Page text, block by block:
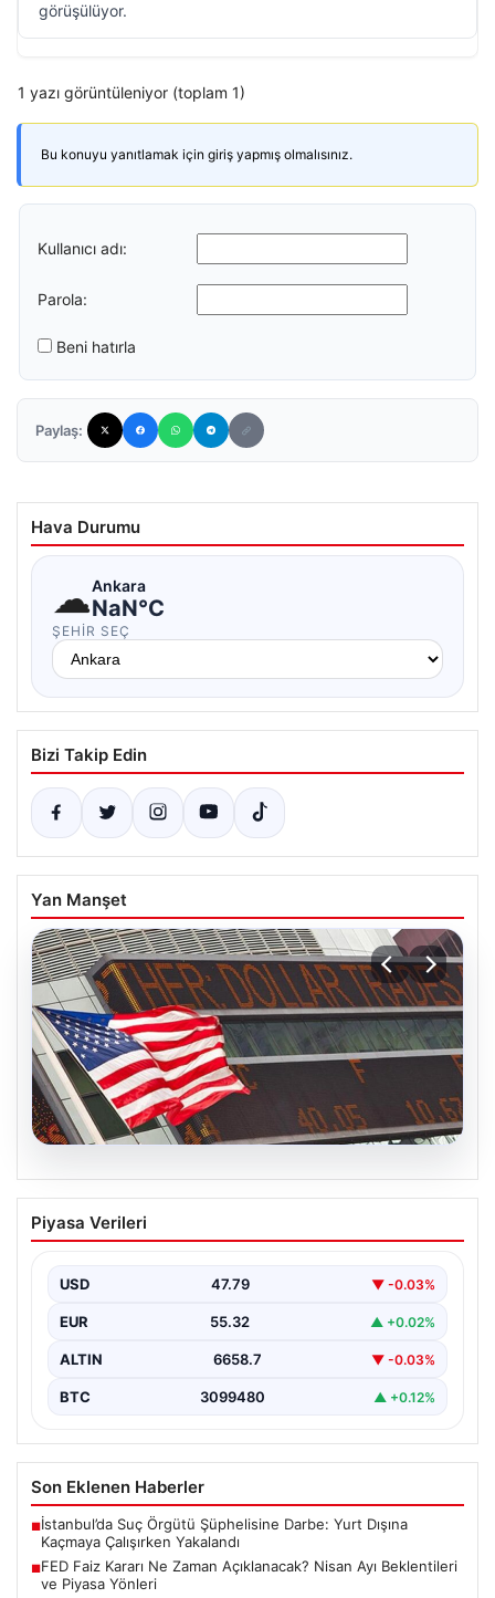
görüşülüyor.
1 yazı görüntüleniyor (toplam 1)
Bu konuyu yanıtlamak için giriş yapmış olmalısınız.
Kullanıcı adı:
Parola:
Beni hatırla
Paylaş:
Hava Durumu
☁Ankara
NaN°C
ŞEHIR SEÇ
Bizi Takip Edin
Yan Manşet
08.08.2026
FED Faiz Kararı Ne Zaman Açıklanacak?
Nisan Ayı Beklentileri ve Piyasa Yönleri
alacağı faiz kararları, finans piyasalarının yönünü
belirlemede kritik…
Piyasa Verileri
USD 47.79 ▼ -0.03%
EUR 55.32 ▲ +0.02%
ALTIN 6658.7 ▼ -0.03%
BTC 3099480 ▲ +0.12%
Son Eklenen Haberler
■İstanbul’da Suç Örgütü Şüphelisine Darbe: Yurt Dışına
Kaçmaya Çalışırken Yakalandı
■FED Faiz Kararı Ne Zaman Açıklanacak? Nisan Ayı Beklentileri
ve Piyasa Yönleri